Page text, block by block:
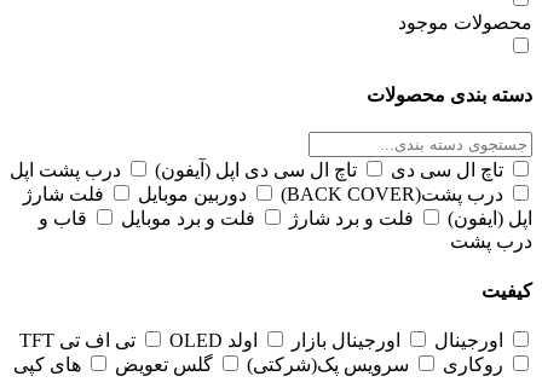
موجود
بندی محصولات
تاچ ال سی دی تاچ ال سی دی اپل (آیفون)
درب پشت اپل
درب پشت(BACK COVER)
دوربین موبایل
فلت شارژ
(ایفون)
فلت و برد شارژ فلت و برد موبایل
قاب و
پشت
اورجینال اورجینال بازار اولد OLED
تی اف تی TFT
روکاری
سرویس پک(شرکتی) گلس تعویض های کپی